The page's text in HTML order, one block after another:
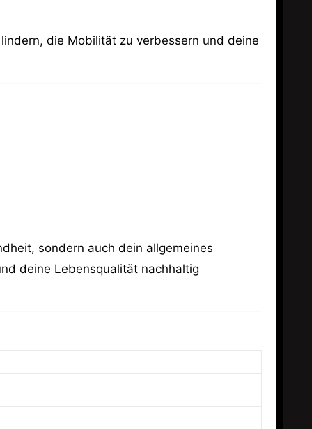
die Mobilität zu verbessern und deine
sondern auch dein allgemeines
deine Lebensqualität nachhaltig